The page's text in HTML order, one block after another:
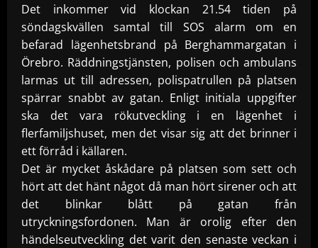
Det inkommer vid klockan 21.54 tiden på
söndagskvällen samtal till SOS alarm om en
befarad lägenhetsbrand på Berghammargatan i
Örebro. Räddningstjänsten, polisen och ambulans
larmas ut till adressen, polispatrullen på platsen
spärrar snabbt av gatan. Enligt initiala uppgifter
ska det vara rökutveckling i en lägenhet i
flerfamiljshuset, men det visar sig att det brinner i
ett förråd i källaren.
Det är mycket åskådare på platsen som sett och
hört att det hänt något då man hört sirener och att
det blinkar blått på gatan från
utryckningsfordonen. Man är orolig efter den
händelseutveckling det varit den senaste veckan i